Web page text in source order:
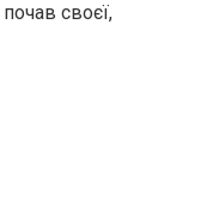
своєї,